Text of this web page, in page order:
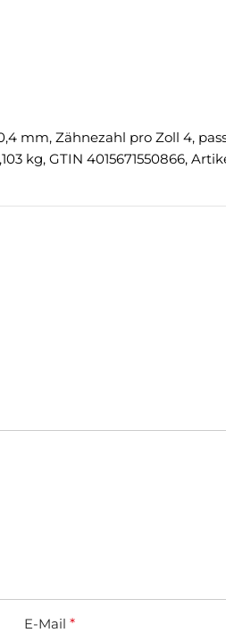
mm, Zähnezahl pro Zoll 4,
kg, GTIN 4015671550866,
E-Mail *